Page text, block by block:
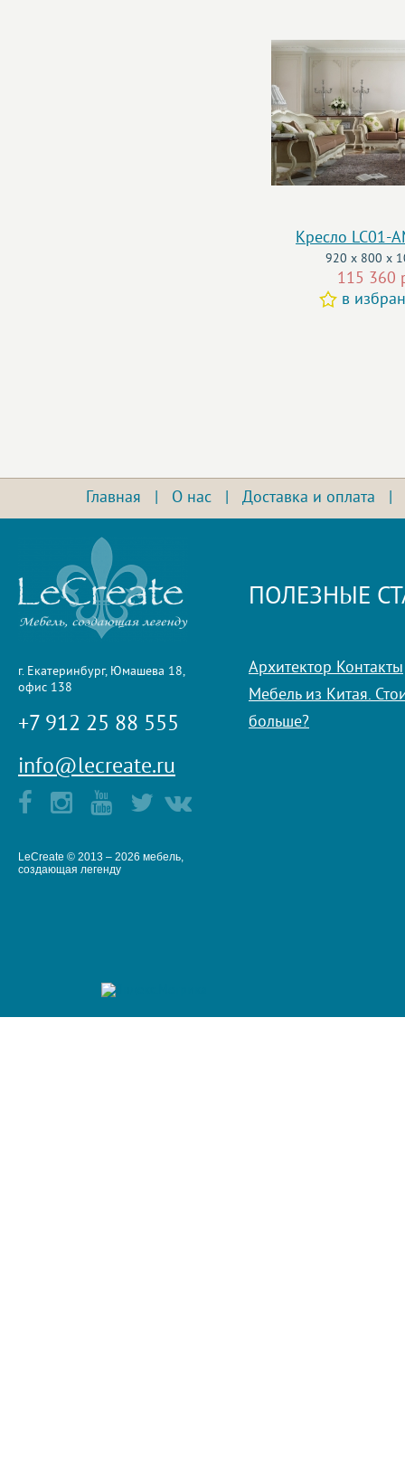
Кресло LC01-
920 x 800 x
115 360
в
Главная О нас Доставка и оплата
г. Екатеринбург, Юмашева 18,
офис 138
+7 912 25 88 555
info@lecreate.ru
LeCreate © 2013 – 2026 мебель,
создающая легенду
ПОЛЕЗНЫЕ
Архитектор Контакты
Мебель из Китая.
больше?